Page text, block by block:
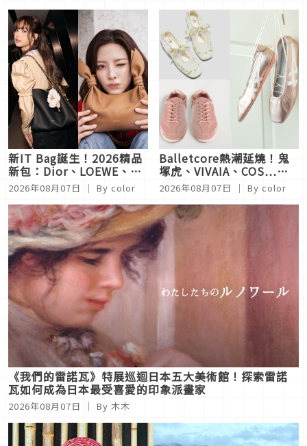
新IT Bag誕生！2026精品
新包：Dior、LOEWE、
LV…這顆美到犯規，日妞
都搶買
2026年08月07日 ｜ By color
Balletcore熱潮延燒！鬼
塚虎、VIVAIA、COS…優
雅舒適又夢幻，每雙都想包
色
2026年08月07日 ｜ By color
《我們的雷諾瓦》特展巡迴日本五大美術館！探索雷諾
瓦如何成為日本最受喜愛的印象派畫家
2026年08月07日 ｜ By 木木